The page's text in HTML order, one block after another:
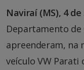
Naviraí (MS), 4
Departamento de
apreenderam, na
veículo VW Parati